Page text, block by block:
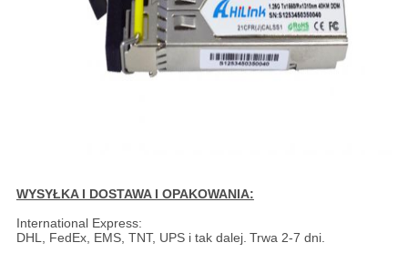
WYSYŁKA I DOSTAWA I OPAKOWANIA:
International Express:
DHL, FedEx, EMS, TNT, UPS i tak dalej. Trwa 2-7 dni.